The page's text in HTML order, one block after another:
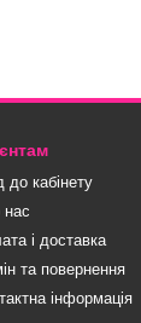
до кабінету
нас
і доставка
та повернення
інформація